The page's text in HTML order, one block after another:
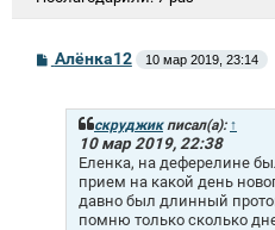
С
Алёнка12 10 мар 2019, 23:14
скруджикписал(а): ↑
10 мар 2019, 22:38
Еленка, на деферелине
прием на какой день
давно был длинный
помню только сколько